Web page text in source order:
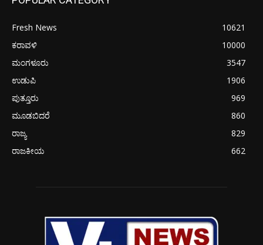
Fresh News
10621
ಕರಾವಳಿ
10000
ಮಂಗಳೂರು
3547
ಉಡುಪಿ
1906
ಪುತ್ತೂರು
969
ಮೂಡಬಿದರೆ
860
ರಾಜ್ಯ
829
ರಾಜಕೀಯ
662